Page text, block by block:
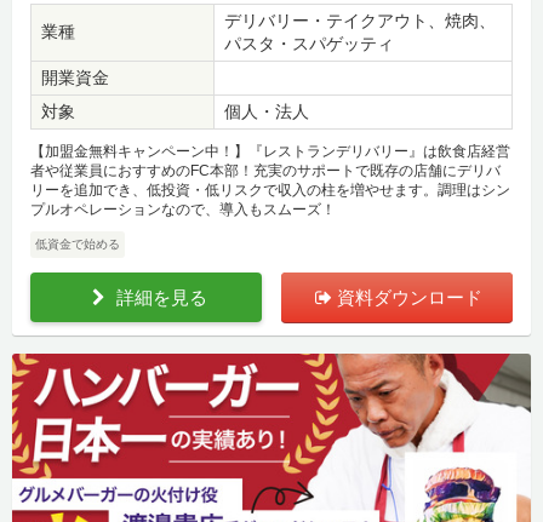
業種
デリバリー・テイクアウト、焼肉、
パスタ・スパゲッティ
開業資金
対象
個人・法人
【加盟金無料キャンペーン中！】『レストランデリバリー』は飲食店経営
者や従業員におすすめのFC本部！充実のサポートで既存の店舗にデリバ
リーを追加でき、低投資・低リスクで収入の柱を増やせます。調理はシン
プルオペレーションなので、導入もスムーズ！
低資金で始める
詳細を見る 資料ダウンロード